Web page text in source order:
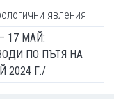
явления
17 МАЙ:
ПО ПЪТЯ НА
2024 Г./